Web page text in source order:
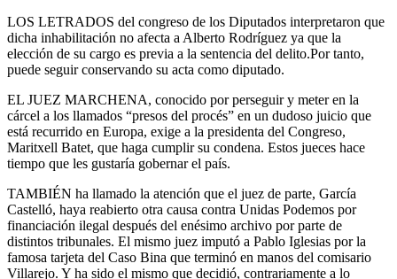
LOS LETRADOS del congreso de los Diputados interpretaron que
dicha inhabilitación no afecta a Alberto Rodríguez ya que la
elección de su cargo es previa a la sentencia del delito.Por tanto,
puede seguir conservando su acta como diputado.
EL JUEZ MARCHENA, conocido por perseguir y meter en la
cárcel a los llamados “presos del procés” en un dudoso juicio que
está recurrido en Europa, exige a la presidenta del Congreso,
Maritxell Batet, que haga cumplir su condena. Estos jueces hace
tiempo que les gustaría gobernar el país.
TAMBIÉN ha llamado la atención que el juez de parte, García
Castelló, haya reabierto otra causa contra Unidas Podemos por
financiación ilegal después del enésimo archivo por parte de
distintos tribunales. El mismo juez imputó a Pablo Iglesias por la
famosa tarjeta del Caso Bina que terminó en manos del comisario
Villarejo. Y ha sido el mismo que decidió, contrariamente a lo